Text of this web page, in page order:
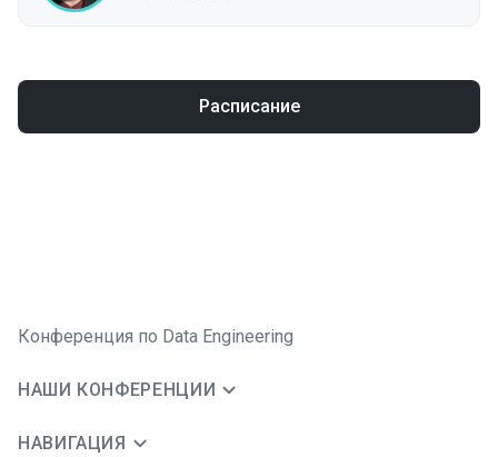
Расписание
Конференция по Data Engineering
НАШИ КОНФЕРЕНЦИИ
НАВИГАЦИЯ